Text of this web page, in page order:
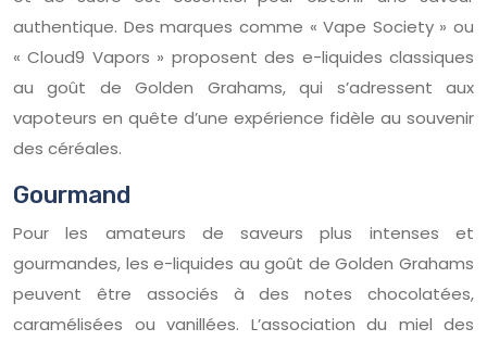
authentique. Des marques comme « Vape Society » ou
« Cloud9 Vapors » proposent des e-liquides classiques
au goût de Golden Grahams, qui s’adressent aux
vapoteurs en quête d’une expérience fidèle au souvenir
des céréales.
Gourmand
Pour les amateurs de saveurs plus intenses et
gourmandes, les e-liquides au goût de Golden Grahams
peuvent être associés à des notes chocolatées,
caramélisées ou vanillées. L’association du miel des